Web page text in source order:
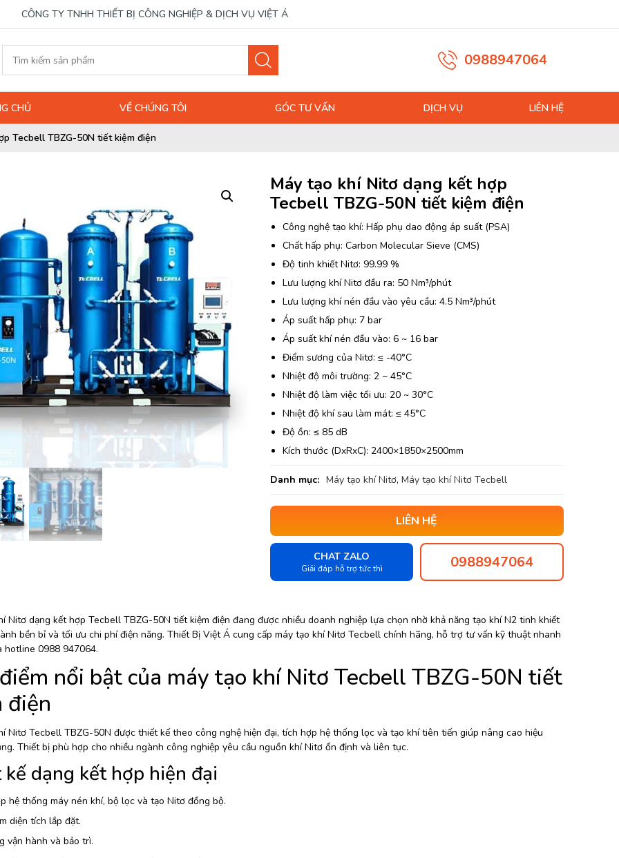
CÔNG TY TNHH THIẾT BỊ CÔNG NGHIỆP & DỊCH VỤ VIỆT Á
0988947064
CHỦ VỀ CHÚNG TÔI GÓC TƯ VẤN DỊCH VỤ LIÊN HỆ
Tecbell TBZG-50N tiết kiệm điện
Máy tạo khí Nitơ dạng kết hợp
Tecbell TBZG-50N tiết kiệm điện
Công nghệ tạo khí: Hấp phụ dao động áp suất (PSA)
Chất hấp phụ: Carbon Molecular Sieve (CMS)
Độ tinh khiết Nitơ: 99.99 %
Lưu lượng khí Nitơ đầu ra: 50 Nm³/phút
Lưu lượng khí nén đầu vào yêu cầu: 4.5 Nm³/phút
Áp suất hấp phụ: 7 bar
Áp suất khí nén đầu vào: 6 ~ 16 bar
Điểm sương của Nitơ: ≤ -40°C
Nhiệt độ môi trường: 2 ~ 45°C
Nhiệt độ làm việc tối ưu: 20 ~ 30°C
Nhiệt độ khí sau làm mát: ≤ 45°C
Độ ồn: ≤ 85 dB
Kích thước (DxRxC): 2400×1850×2500mm
Danh mục: Máy tạo khí Nitơ, Máy tạo khí Nitơ Tecbell
LIÊN HỆ
CHAT ZALO
Giải đáp hỗ trợ tức thì 0988947064
Nitơ dạng kết hợp Tecbell TBZG-50N tiết kiệm điện đang được nhiều doanh nghiệp lựa chọn nhờ khả năng tạo khí N2 tinh khiết
bền bỉ và tối ưu chi phí điện năng. Thiết Bị Việt Á cung cấp máy tạo khí Nitơ Tecbell chính hãng, hỗ trợ tư vấn kỹ thuật nhanh
hotline 0988 947064.
nổi bật của máy tạo khí Nitơ Tecbell TBZG-50N tiết
điện
Nitơ Tecbell TBZG-50N được thiết kế theo công nghệ hiện đại, tích hợp hệ thống lọc và tạo khí tiên tiến giúp nâng cao hiệu
Thiết bị phù hợp cho nhiều ngành công nghiệp yêu cầu nguồn khí Nitơ ổn định và liên tục.
dạng kết hợp hiện đại
hệ thống máy nén khí, bộ lọc và tạo Nitơ đồng bộ.
diện tích lắp đặt.
vận hành và bảo trì.